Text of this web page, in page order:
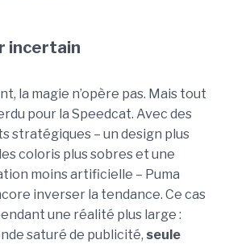
incertain
la magie n’opère pas. Mais tout
pour la Speedcat. Avec des
stratégiques – un design plus
coloris plus sobres et une
moins artificielle – Puma
inverser la tendance. Ce cas
une réalité plus large :
saturé de publicité, seule